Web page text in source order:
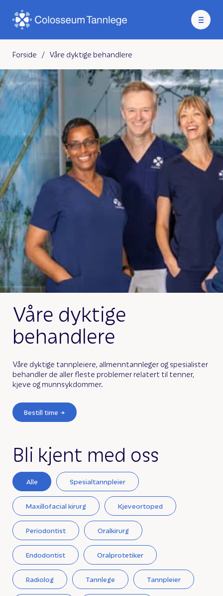
Forside / Våre dyktige behandlere
Våre dyktige
behandlere
Våre dyktige tannpleiere, allmenntannleger og spesialister
behandler de aller fleste problemer relatert til tenner,
kjeve og munnsykdommer.
Bestill time
Bli kjent med oss
Alle Spesialtannpleier
Maxillofacial kirurg Kjeveortoped
Periodontist Oralkirurg
Endodontist Oralprotetiker
Radiolog Tannlege Tannpleier